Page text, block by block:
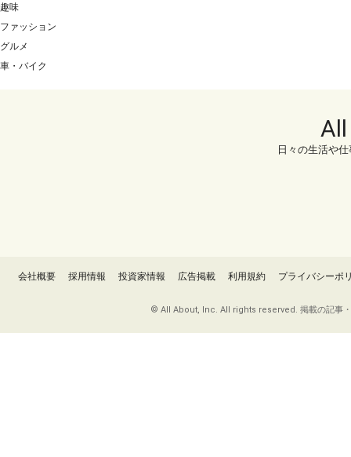
趣味
ファッション
グルメ
車・バイク
日々の生活や
会社概要 採用情報 投資家情報 広告掲載 利用規約 プライバシーポ
© All About, Inc. All rights reserved. 掲載の記事・